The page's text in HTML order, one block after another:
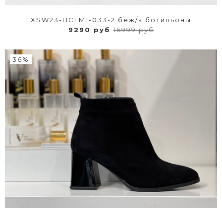
XSW23-HCLM1-033-2 беж/к ботильоны
9290 руб16999 руб
36%